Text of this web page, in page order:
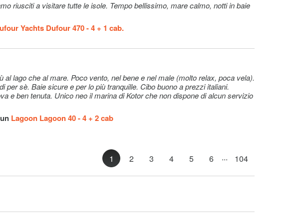
the
prenotazione)
days or
Opzionale
80€ (per
prenotazione)
for
Opzionale
315–315€
their
is on
Yachts Dufour 470 - 4 + 1 cab.
al lago che al mare. Poco vento, nel bene e nel male (molto relax, poca vela).
per sè. Baie sicure e per lo più tranquille. Cibo buono a prezzi italiani.
e ben tenuta. Unico neo il marina di Kotor che non dispone di alcun servizio
Lagoon Lagoon 40 - 4 + 2 cab
1 2 3 4 5 6 ... 104